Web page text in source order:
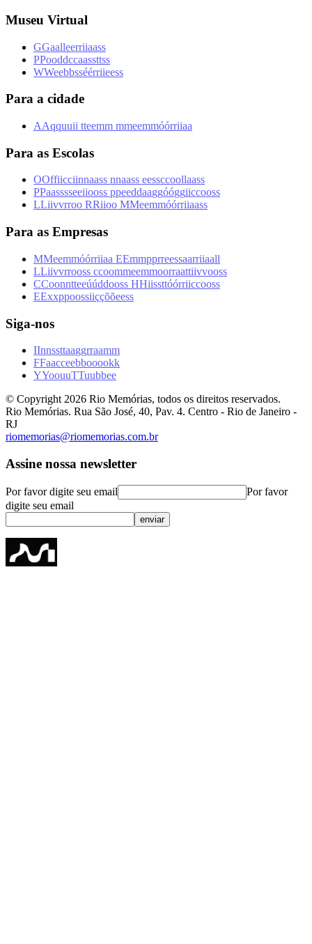
Museu Virtual
GGaalleerriiaass
PPooddccaassttss
WWeebbsséérriieess
Para a cidade
AAqquuii tteemm mmeemmóórriiaa
Para as Escolas
OOffiicciinnaass nnaass eessccoollaass
PPaasssseeiiooss ppeeddaaggóóggiiccooss
LLiivvrroo RRiioo MMeemmóórriiaass
Para as Empresas
MMeemmóórriiaa EEmmpprreessaarriiaall
LLiivvrrooss ccoommeemmoorraattiivvooss
CCoonntteeúúddooss HHiissttóórriiccooss
EExxppoossiiççõõeess
Siga-nos
IInnssttaaggrraamm
FFaacceebbooookk
YYoouuTTuubbee
© Copyright 2026 Rio Memórias, todos os direitos reservados.
Rio Memórias. Rua São José, 40, Pav. 4. Centro - Rio de Janeiro -
RJ
riomemorias@riomemorias.com.br
Assine nossa newsletter
Por favor digite seu email
Por favor
digite seu email
enviar